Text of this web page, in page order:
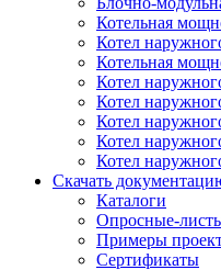
Котельная
Котел
Котельная
Котел
Котел
Котел
Котел
Котел
Скачать
Каталоги
Опросные-
Примеры
Сертификаты